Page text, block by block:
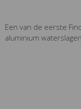
Een van de eerste
aluminium waterslagen.